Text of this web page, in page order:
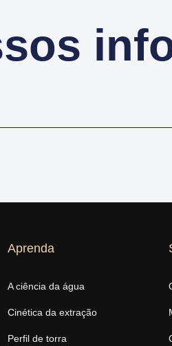
Aprenda
A ciência da água
Cinética da extração
Perfil de torra